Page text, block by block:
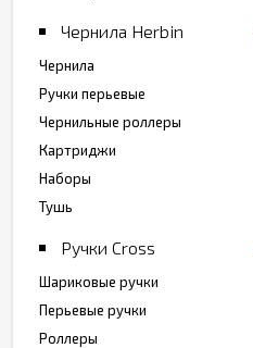
Чернила Herbin
Чернила
Ручки перьевые
Чернильные роллеры
Картриджи
Наборы
Тушь
Ручки Cross
Шариковые ручки
Перьевые ручки
Роллеры